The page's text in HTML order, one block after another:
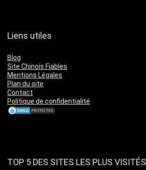
Liens utiles
Blog
Site Chinois Fiables
Mentions Légales
Plan du site
Contact
Politique de confidentialité
TOP 5 DES SITES LES PLUS VISITÉS